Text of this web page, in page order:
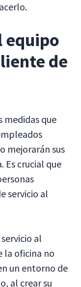
equipo
de
que
mejorarán sus
Es crucial que
servicio al
al
la oficina no
un entorno de
al crear su